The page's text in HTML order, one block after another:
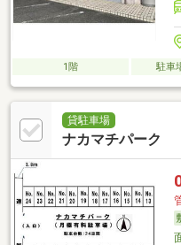
1階 駐車
貸駐車場
ナカマチパーク